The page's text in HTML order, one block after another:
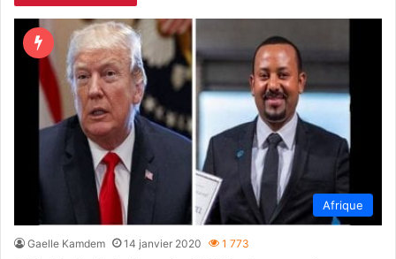
Afrique
Gaelle Kamdem 14 janvier 2020 1 773